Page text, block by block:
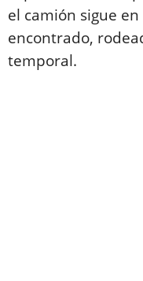
el camión sigue en
encontrado,
temporal.